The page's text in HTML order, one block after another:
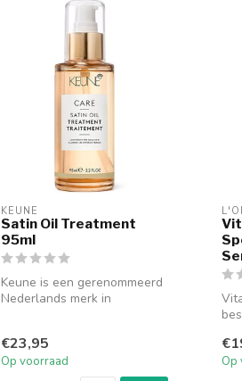
KEUNE
Satin Oil Treatment
95ml
Keune is een gerenommeerd
Nederlands merk in
€23,95
Op voorraad Op